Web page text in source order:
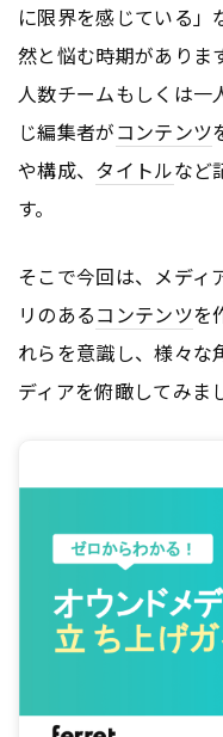
に限界を感じている」
然と悩む時期がありま
人数チームもしくは一
じ編集者がコンテンツ
や構成、 タイトルなど
す。
そこで今回は、メディ
リのあるコンテンツを
れらを意識し、様々な
ディアを俯瞰してみま